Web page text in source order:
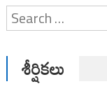
శీర్షికలు